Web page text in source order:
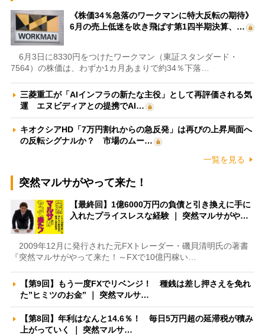
《株価34％急落のワークマンに特大反転の期待》
6月の売上低迷を吹き飛ばす第1四半期決算、…
6月3日に8330円をつけたワークマン（東証スタンダード・
7564）の株価は、わずか1カ月あまりで約34％下落…
三菱重工が「AIインフラの新たな主役」として再評価される気
運 エヌビディアとの提携でAI…
キオクシアHD「7万円割れからの急反発」は再びの上昇局面へ
の反転シグナルか？ 市場のムー…
一覧を見る
突然マルサがやって来た！
【最終回】1億6000万円の負債と引き換えに手に
入れたプライスレスな経験 ｜ 突然マルサがや…
2009年12月に発行された元FXトレーダー・磯貝清明氏の著書
『突然マルサがやって来た！～FXで10億円稼い…
【第9回】もう一度FXでリベンジ！ 種銭は差し押さえを免れ
た”ヒミツのお金” ｜ 突然マルサ…
【第8回】年利はなんと14.6％！ 毎日5万円超の延滞税が積み
上がっていく ｜ 突然マルサ…